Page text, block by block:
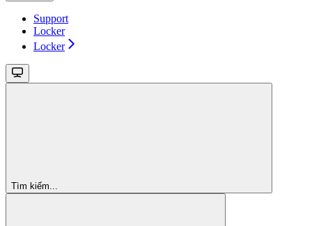
Support
Locker
Locker
Tìm kiếm...